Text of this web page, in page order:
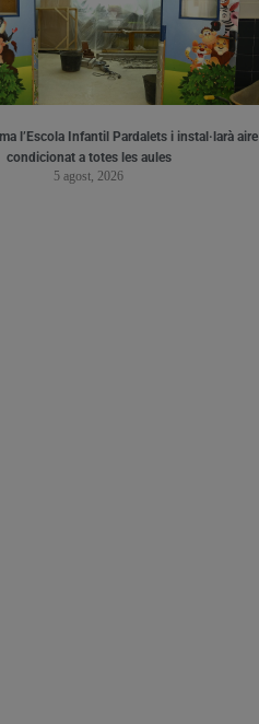
l’Escola Infantil Pardalets i instal·larà aire
condicionat a totes les aules
5 agost, 2026